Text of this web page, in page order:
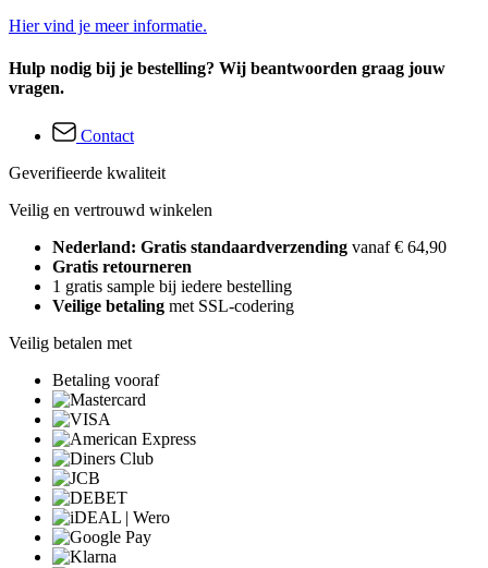
Hier vind je meer informatie.
Hulp nodig bij je bestelling? Wij beantwoorden graag jouw
vragen.
Contact
Geverifieerde kwaliteit
Veilig en vertrouwd winkelen
Nederland: Gratis standaardverzending vanaf € 64,90
Gratis retourneren
1 gratis sample bij iedere bestelling
Veilige betaling met SSL-codering
Veilig betalen met
Betaling vooraf